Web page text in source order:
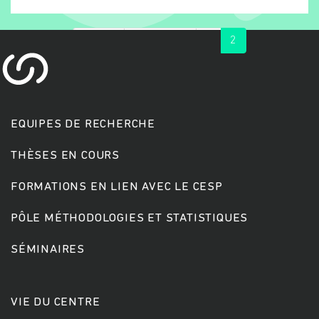
2
EQUIPES DE RECHERCHE
THÈSES EN COURS
FORMATIONS EN LIEN AVEC LE CESP
PÔLE MÉTHODOLOGIES ET STATISTIQUES
SÉMINAIRES
VIE DU CENTRE